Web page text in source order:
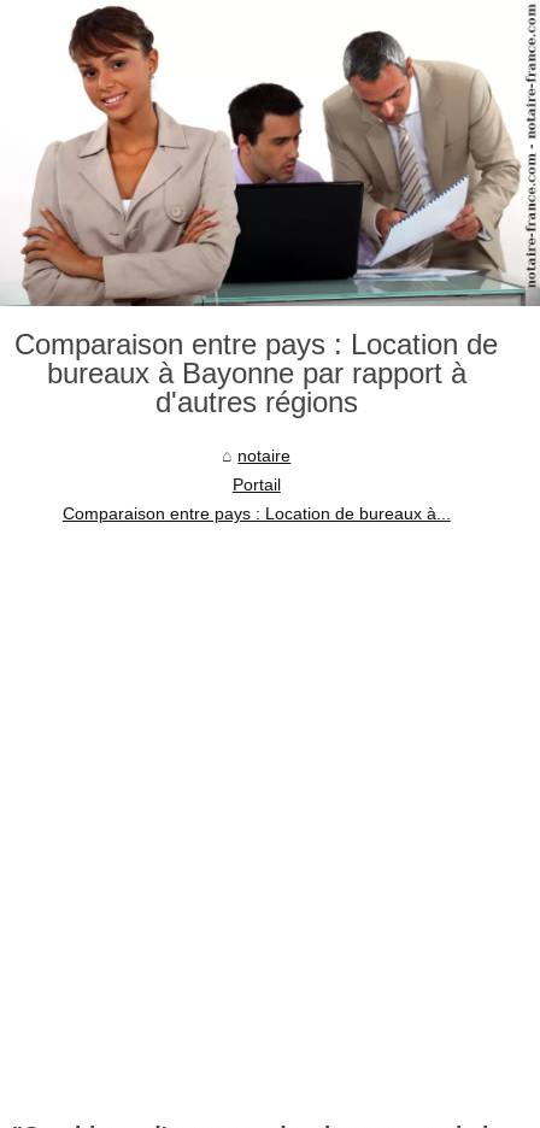
Comparaison entre pays : Location de
bureaux à Bayonne par rapport à
d'autres régions
notaire
Portail
Comparaison entre pays : Location de bureaux à...